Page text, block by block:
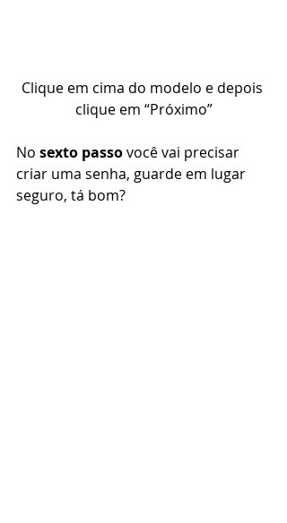
Clique em cima do modelo e depois
clique em “Próximo”
No sexto passo você vai precisar
criar uma senha, guarde em lugar
seguro, tá bom?